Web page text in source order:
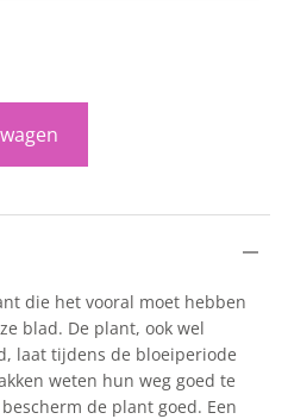
die het vooral moet hebben
blad. De plant, ook wel
laat tijdens de bloeiperiode
weten hun weg goed te
de plant goed. Een